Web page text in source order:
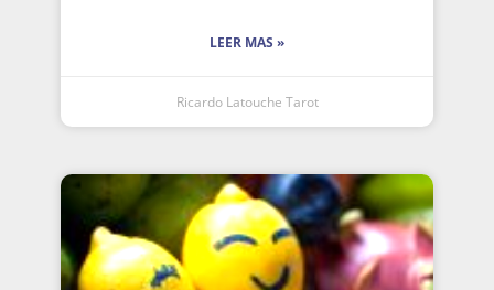
LEER MAS »
Ricardo Latouche Tarot